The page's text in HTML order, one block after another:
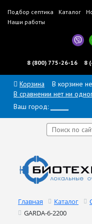
Подбор септика Каталог
Наши работы
8 (800) 775-26-16 8
Корзина
В корзине
В сравнении нет ни
Ваш город:
Главная Каталог
GARDA-6-2200